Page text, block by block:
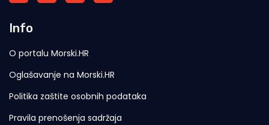
Info
O portalu Morski.HR
Oglašavanje na Morski.HR
Politika zaštite osobnih podataka
Pravila prenošenja sadržaja